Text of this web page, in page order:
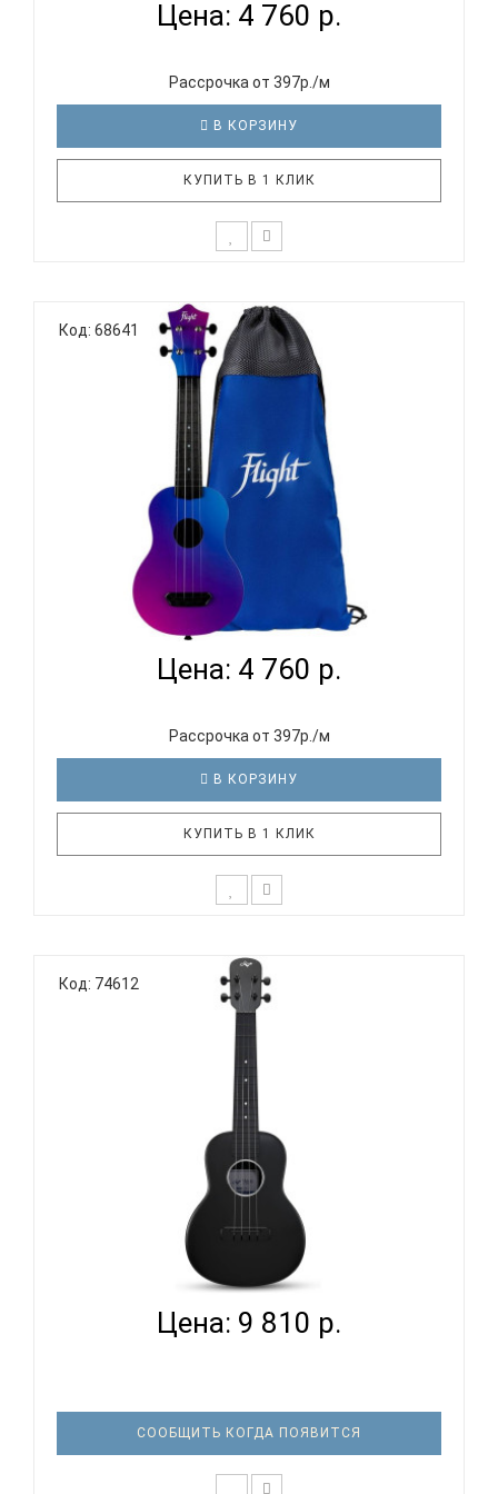
Цена: 4 760 р.
Рассрочка от 397р./м
В КОРЗИНУ
КУПИТЬ В 1 КЛИК
отзывчивая верхняя дека с системой W-пружин
(«веер») Флюрокарбоновые струны обеспечивают
яркое звучание Чрезвычайно прочная и
водонепроницаемая конструкция Выпуклая
задняя дека особой формы для объ..
Код: 68641
FLIGHT ULTRA S-35 STORY - УКУЛЕЛЕ СОПРАНО...
Цена: 4 760 р.
Рассрочка от 397р./м
В КОРЗИНУ
КУПИТЬ В 1 КЛИК
отзывчивая верхняя дека с системой W-пружин
(«веер») Флюрокарбоновые струны обеспечивают
яркое звучание Чрезвычайно прочная и
водонепроницаемая конструкция Выпуклая
задняя дека особой формы для объ..
Код: 74612
NALU N1 BK - УКУЛЕЛЕ КОНЦЕРТ
Цена: 9 810 р.
СООБЩИТЬ КОГДА ПОЯВИТСЯ